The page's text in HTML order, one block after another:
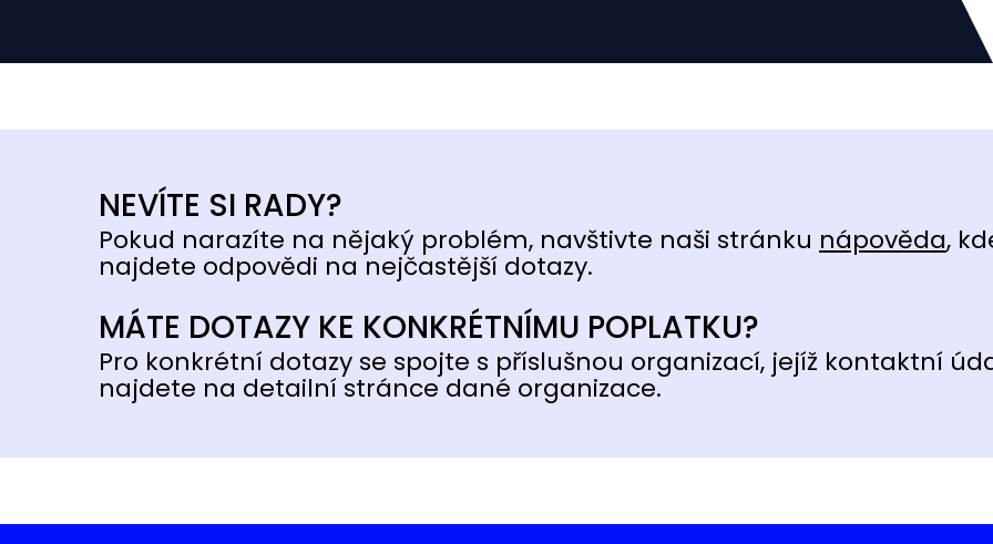
NEVÍTE SI RADY?
Pokud narazíte na nějaký problém, navštivte naši stránku nápověda,
najdete odpovědi na nejčastější dotazy.
MÁTE DOTAZY KE KONKRÉTNÍMU POPLATKU?
Pro konkrétní dotazy se spojte s příslušnou organizací, jejíž kontaktní
najdete na detailní stránce dané organizace.